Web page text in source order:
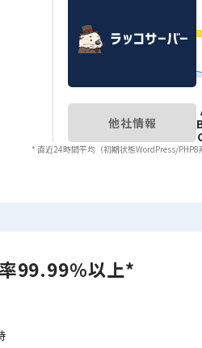
他社情報
* 直近24時間平均（初期状態WordPress/PHP8
99.99％以上*